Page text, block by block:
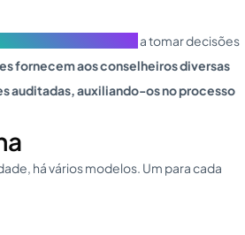
a tomar decisões
fornecem aos conselheiros diversas
auditadas, auxiliando-os no processo
há vários modelos. Um para cada